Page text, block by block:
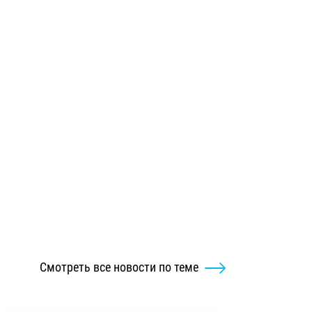
Смотреть все новости по теме